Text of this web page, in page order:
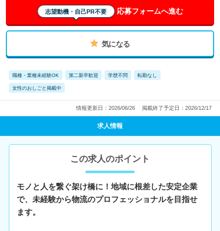
志望動機・自己PR不要 応募フォームへ進む
気になる
職種・業種未経験OK 第二新卒歓迎 学歴不問 転勤なし
女性のおしごと掲載中
情報更新日：2026/06/26 掲載終了予定日：2026/12/17
求人情報
この求人のポイント
モノと人を繋ぐ架け橋に！地域に根差した安定企業
で、未経験から物流のプロフェッショナルを目指せ
ます。